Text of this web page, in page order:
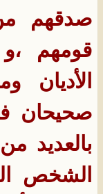
صدقهم
قومهم
الأديان
صحيحان
بالعديد
الشخص